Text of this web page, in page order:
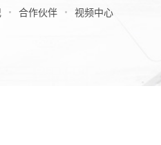
合作伙伴 视频中心